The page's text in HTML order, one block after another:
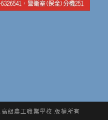
級農工職業學校 版權所有